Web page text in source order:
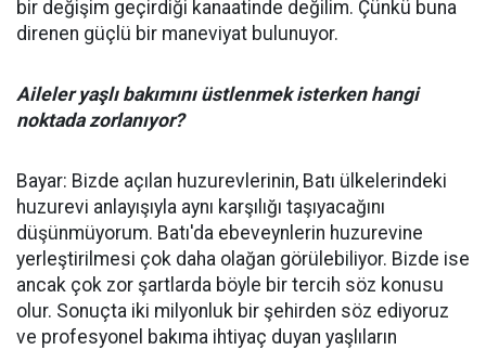
bir değişim geçirdiği kanaatinde değilim. Çünkü buna
direnen güçlü bir maneviyat bulunuyor.
Aileler yaşlı bakımını üstlenmek isterken hangi
noktada zorlanıyor?
Bayar: Bizde açılan huzurevlerinin, Batı ülkelerindeki
huzurevi anlayışıyla aynı karşılığı taşıyacağını
düşünmüyorum. Batı'da ebeveynlerin huzurevine
yerleştirilmesi çok daha olağan görülebiliyor. Bizde ise
ancak çok zor şartlarda böyle bir tercih söz konusu
olur. Sonuçta iki milyonluk bir şehirden söz ediyoruz
ve profesyonel bakıma ihtiyaç duyan yaşlıların